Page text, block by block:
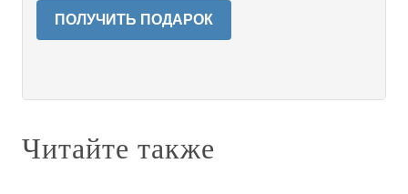
ПОЛУЧИТЬ ПОДАРОК
Читайте также